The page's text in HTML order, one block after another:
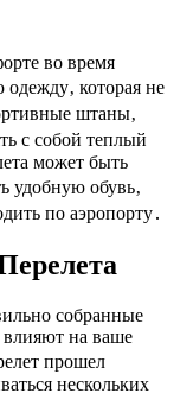
во время
которая не
штаны‚
с собой теплый
может быть
удобную обувь‚
по аэропорту․
собранные
влияют на ваше
прошел
нескольких